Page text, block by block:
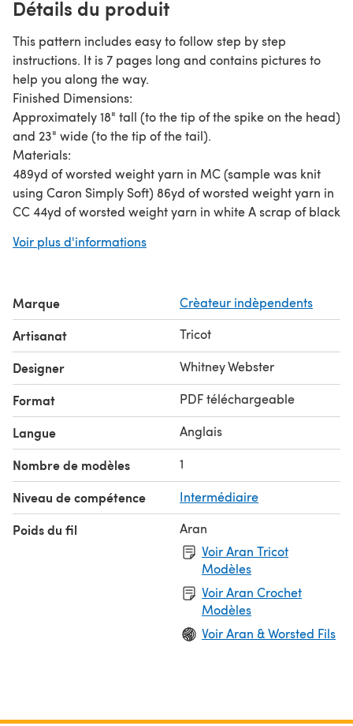
Détails du produit
This pattern includes easy to follow step by step
instructions. It is 7 pages long and contains pictures to
help you along the way.
Finished Dimensions:
Approximately 18" tall (to the tip of the spike on the head)
and 23" wide (to the tip of the tail).
Materials:
489yd of worsted weight yarn in MC (sample was knit
using Caron Simply Soft) 86yd of worsted weight yarn in
CC 44yd of worsted weight yarn in white A scrap of black
needles 4mm (US 6) straight knitting needles 12" X 16"
thread Thread in a color to match the felt you are using
for the spots. Yarn needle Stitch marker
Skill Level: Intermediate
Required Skills: Knit, Purl, Increasing, Decreasing,
seaming, Knitting in the round, simple intarsia color
knitting, and backstitch.
Voir plus d'informations
Marque Crèateur indèpendents
Artisanat Tricot
Designer Whitney Webster
Format PDF téléchargeable
Langue Anglais
Nombre de modèles 1
Niveau de compétence Intermédiaire
Poids du fil
Aran
Voir Aran Tricot
Modèles
Voir Aran Crochet
Modèles
Voir Aran & Worsted Fils